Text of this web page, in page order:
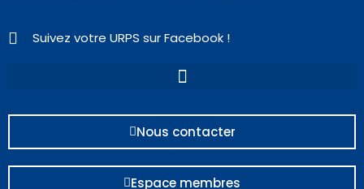
Suivez votre URPS sur Facebook !
Nous contacter
Espace membres